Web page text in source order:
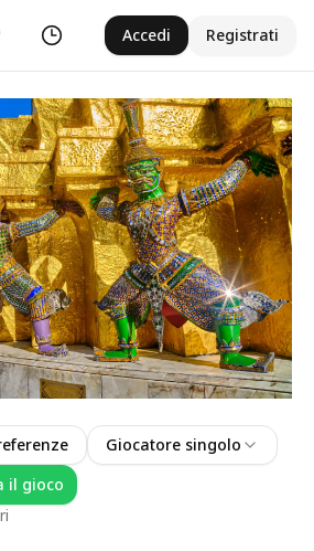
Cronologia Accedi Registrati
Giocatore singolo
il gioco